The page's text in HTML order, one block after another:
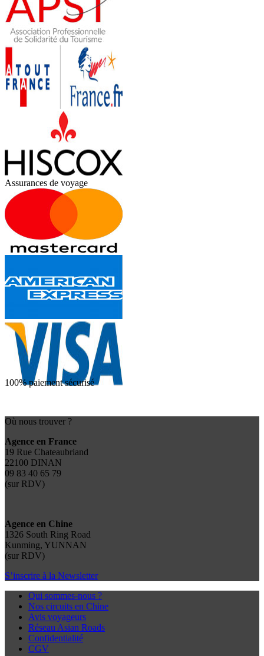
Assurances de voyage
100% paiement sécurisé
Où nous trouver ?
Agence en France
19 Rue Chateaubriand
22100 DINAN
09 83 40 65 79
(sur RDV)
Agence en Chine
1326 South Ring Road
Kunming, YUNNAN
(sur RDV)
S’inscrire à la Newsletter
Qui sommes-nous ?
Nos circuits en Chine
Avis voyageurs
Réseau Asian Roads
Confidentialité
CGV